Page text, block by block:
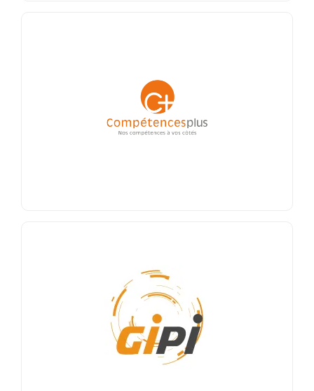
En temps que groupement d’employeurs,
Compétences Plus mutualise des compétences
spécifiques au sein d’entreprises adhérentes.
Jean-Yves Lelandais en est le président.
GIPI
Important Club d’Entreprises Toulousain, acteur
du développement économique régional et
créateur de liens. Marie-Armelle Bories en est la
présidente.
En savoir +